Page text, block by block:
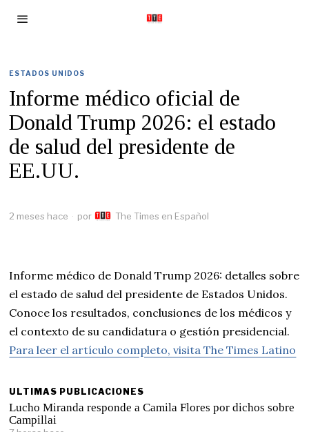
ESTADOS UNIDOS
Informe médico oficial de
Donald Trump 2026: el estado
de salud del presidente de
EE.UU.
2 meses hace por The Times en Español
Informe médico de Donald Trump 2026: detalles sobre
el estado de salud del presidente de Estados Unidos.
Conoce los resultados, conclusiones de los médicos y
el contexto de su candidatura o gestión presidencial.
Para leer el artículo completo, visita The Times Latino
ULTIMAS PUBLICACIONES
Lucho Miranda responde a Camila Flores por dichos sobre
Campillai